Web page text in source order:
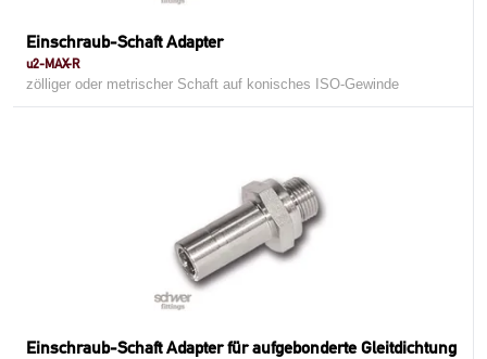
Einschraub-Schaft Adapter
u2-MAX-R
zölliger oder metrischer Schaft auf konisches ISO-Gewinde
Einschraub-Schaft Adapter für aufgebonderte Gleitdichtung